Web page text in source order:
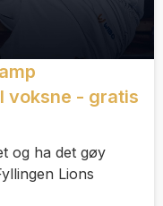
voksne - gratis
og ha det gøy
Lions